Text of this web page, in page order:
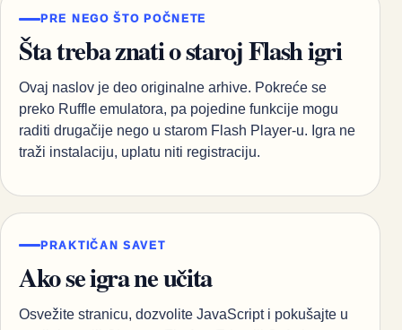
PRE NEGO ŠTO POČNETE
Šta treba znati o staroj Flash igri
Ovaj naslov je deo originalne arhive. Pokreće se
preko Ruffle emulatora, pa pojedine funkcije mogu
raditi drugačije nego u starom Flash Player-u. Igra ne
traži instalaciju, uplatu niti registraciju.
PRAKTIČAN SAVET
Ako se igra ne učita
Osvežite stranicu, dozvolite JavaScript i pokušajte u